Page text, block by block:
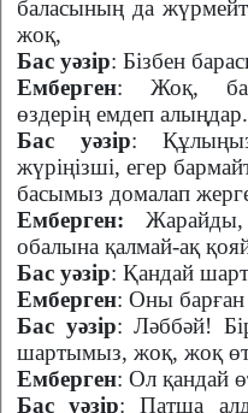
баласының да
жоқ,
Бас уәзір: Бізбен
Емберген: Жоқ,
өздерің емдеп алыңдар.
Бас уәзір:
жүріңізші, егер
басымыз домалап
Емберген: Жарайды,
обалына қалмай-ақ
Бас уәзір: Қандай
Емберген: Оны барған
Бас уәзір: Ләббәй!
шартымыз, жоқ, жоқ
Емберген: Ол қандай
Бас уәзір: Патша